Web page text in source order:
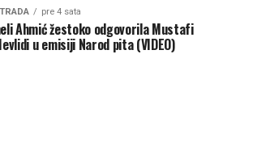
pre 4 sata
Ahmić žestoko odgovorila Mustafi
u emisiji Narod pita (VIDEO)